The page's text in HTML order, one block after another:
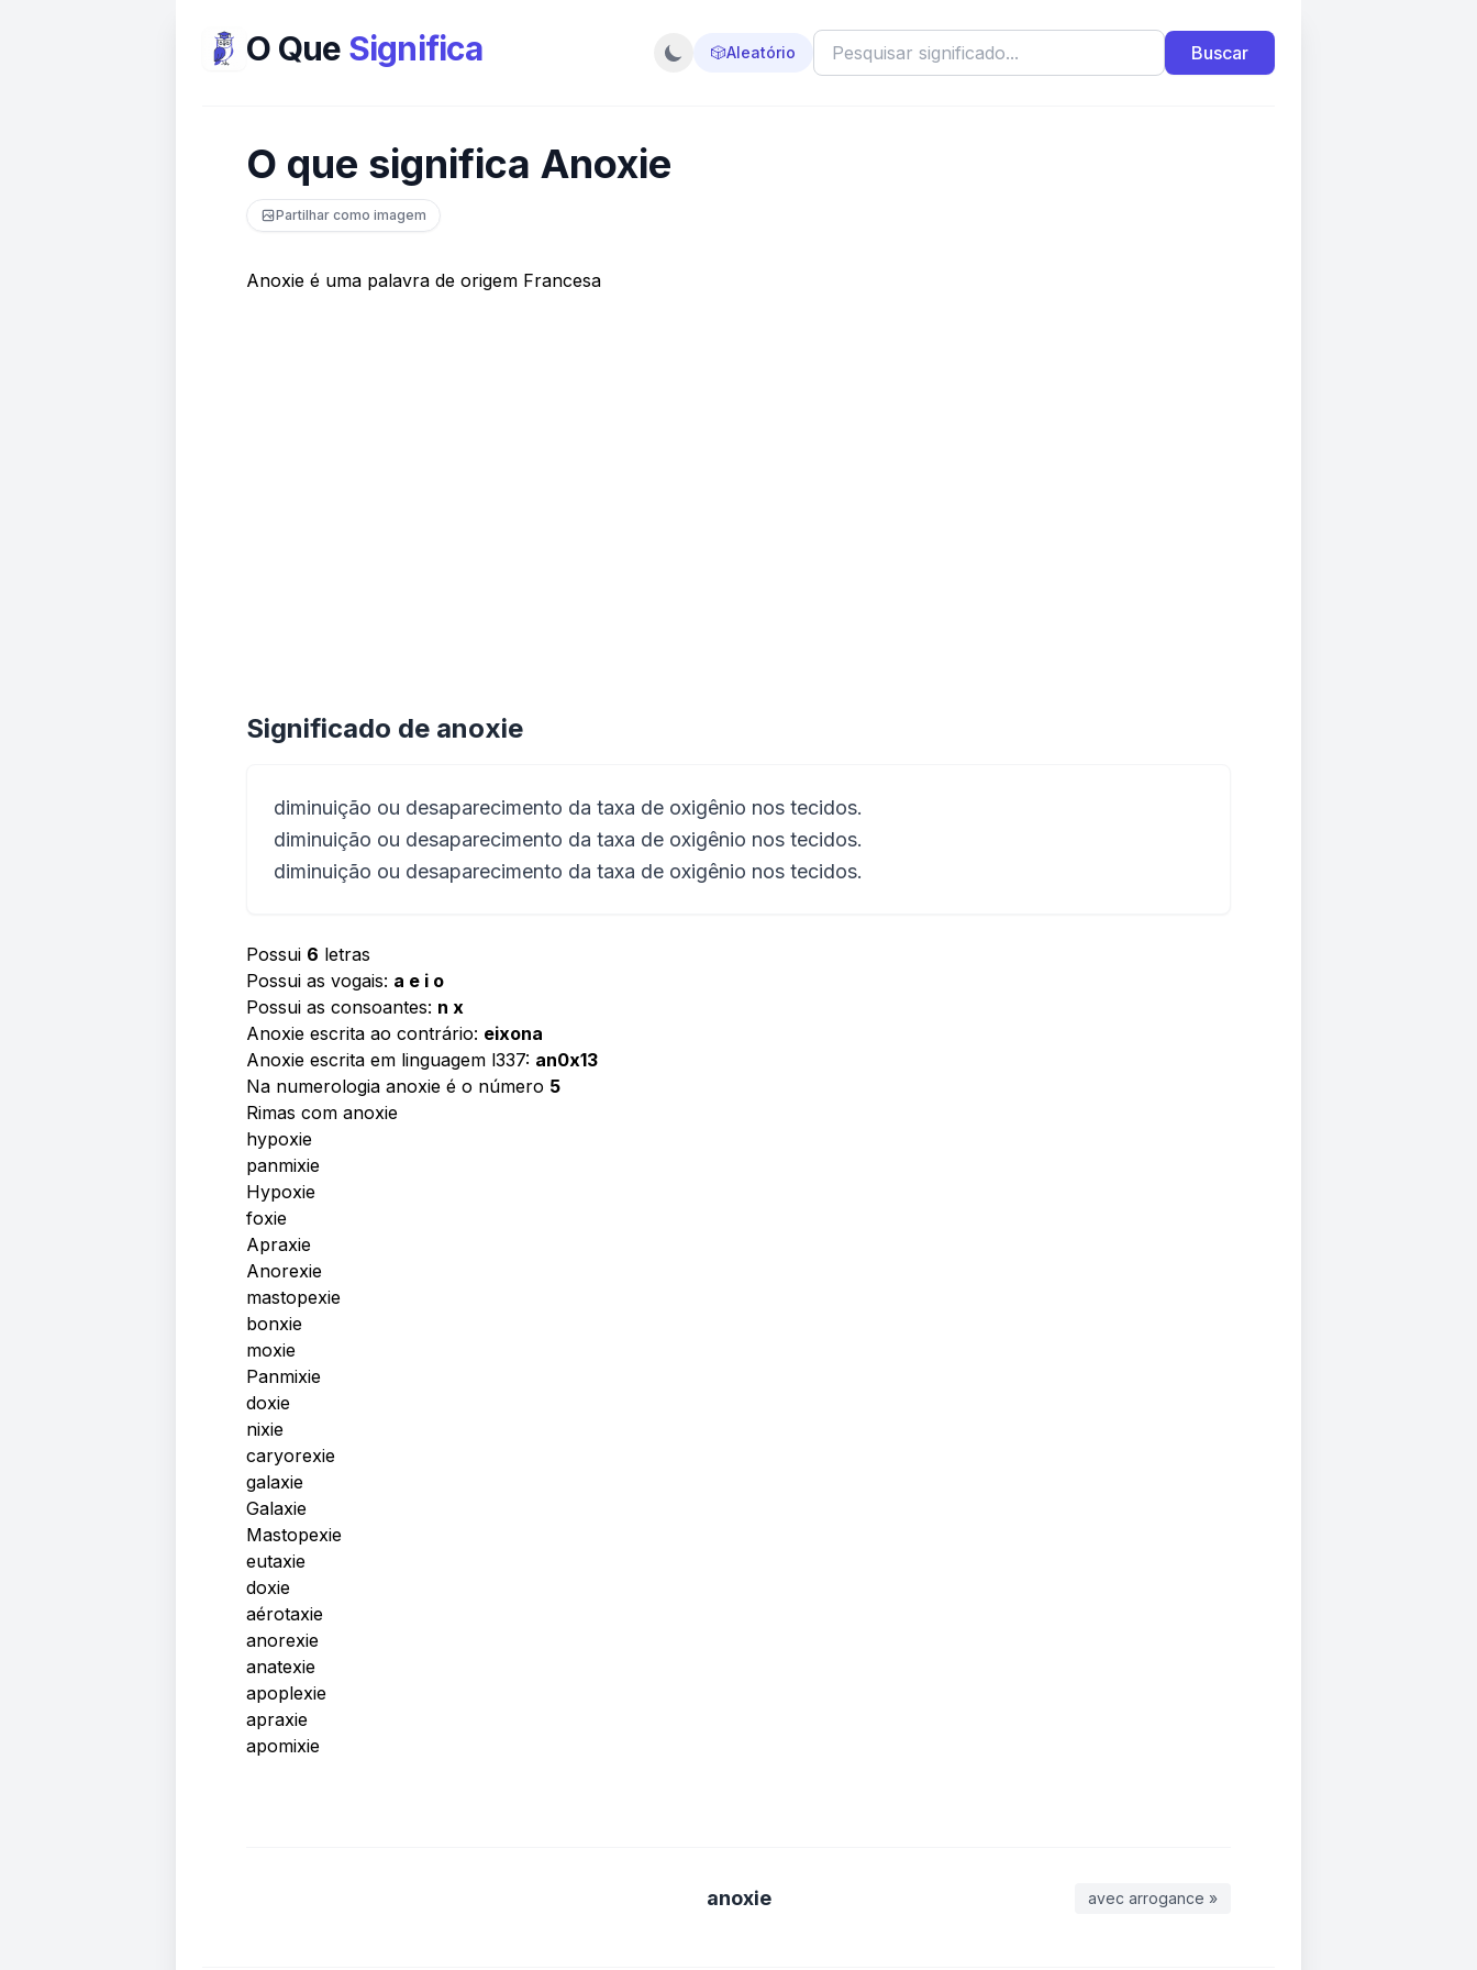
O Que Significa 🎲Aleatório Buscar
O que significa Anoxie
Partilhar como imagem
Anoxie é uma palavra de origem Francesa
Significado de anoxie
diminuição ou desaparecimento da taxa de oxigênio nos tecidos.
diminuição ou desaparecimento da taxa de oxigênio nos tecidos.
diminuição ou desaparecimento da taxa de oxigênio nos tecidos.
Possui 6 letras
Possui as vogais: a e i o
Possui as consoantes: n x
Anoxie escrita ao contrário: eixona
Anoxie escrita em linguagem l337: an0x13
Na numerologia anoxie é o número 5
Rimas com anoxie
hypoxie
panmixie
Hypoxie
foxie
Apraxie
Anorexie
mastopexie
bonxie
moxie
Panmixie
doxie
nixie
caryorexie
galaxie
Galaxie
Mastopexie
eutaxie
doxie
aérotaxie
anorexie
anatexie
apoplexie
apraxie
apomixie
anoxie avec arrogance »